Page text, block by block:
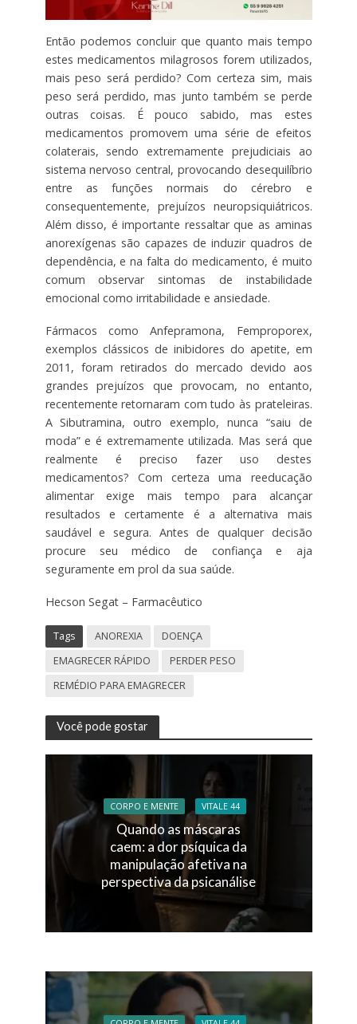
Então podemos concluir que quanto mais tempo
estes medicamentos milagrosos forem utilizados,
mais peso será perdido? Com certeza sim, mais
peso será perdido, mas junto também se perde
outras coisas. É pouco sabido, mas estes
medicamentos promovem uma série de efeitos
colaterais, sendo extremamente prejudiciais ao
sistema nervoso central, provocando desequilíbrio
entre as funções normais do cérebro e
consequentemente, prejuízos neuropsiquiátricos.
Além disso, é importante ressaltar que as aminas
anorexígenas são capazes de induzir quadros de
dependência, e na falta do medicamento, é muito
comum observar sintomas de instabilidade
emocional como irritabilidade e ansiedade.
Fármacos como Anfepramona, Femproporex,
exemplos clássicos de inibidores do apetite, em
2011, foram retirados do mercado devido aos
grandes prejuízos que provocam, no entanto,
recentemente retornaram com tudo às prateleiras.
A Sibutramina, outro exemplo, nunca “saiu de
moda” e é extremamente utilizada. Mas será que
realmente é preciso fazer uso destes
medicamentos? Com certeza uma reeducação
alimentar exige mais tempo para alcançar
resultados e certamente é a alternativa mais
saudável e segura. Antes de qualquer decisão
procure seu médico de confiança e aja
seguramente em prol da sua saúde.
Hecson Segat – Farmacêutico
Tags ANOREXIA
DOENÇA
EMAGRECER RÁPIDO
PERDER PESO
REMÉDIO PARA EMAGRECER
Você pode gostar
CORPO E MENTE VITALE 44
Quando as máscaras
caem: a dor psíquica da
manipulação afetiva na
perspectiva da psicanálise